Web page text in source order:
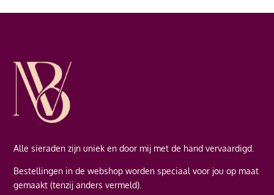
Alle sieraden zijn uniek en door mij met de hand vervaardigd.
Bestellingen in de webshop worden speciaal voor jou op maat
gemaakt (tenzij anders vermeld).